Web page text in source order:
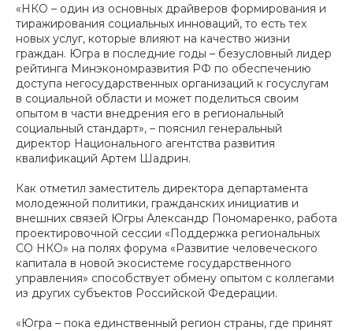
«НКО – один из основных драйверов формирования и
тиражирования социальных инноваций, то есть тех
новых услуг, которые влияют на качество жизни
граждан. Югра в последние годы – безусловный лидер
рейтинга Минэкономразвития РФ по обеспечению
доступа негосударственных организаций к госуслугам
в социальной области и может поделиться своим
опытом в части внедрения его в региональный
социальный стандарт», – пояснил генеральный
директор Национального агентства развития
квалификаций Артем Шадрин.
Как отметил заместитель директора департамента
молодежной политики, гражданских инициатив и
внешних связей Югры Александр Пономаренко, работа
проектировочной сессии «Поддержка региональных
СО НКО» на полях форума «Развитие человеческого
капитала в новой экосистеме государственного
управления» способствует обмену опытом с коллегами
из других субъектов Российской Федерации.
«Югра – пока единственный регион страны, где принят